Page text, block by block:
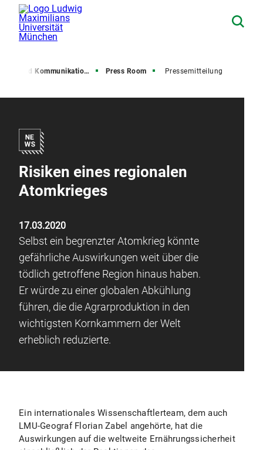
und Kommunikation (PuK) Press Room Pressemitteilung
Risiken eines regionalen
Atomkrieges
17.03.2020
Selbst ein begrenzter Atomkrieg könnte
gefährliche Auswirkungen weit über die
tödlich getroffene Region hinaus haben.
Er würde zu einer globalen Abkühlung
führen, die die Agrarproduktion in den
wichtigsten Kornkammern der Welt
erheblich reduzierte.
Ein internationales Wissenschaftlerteam, dem auch
LMU-Geograf Florian Zabel angehörte, hat die
Auswirkungen auf die weltweite Ernährungssicherheit